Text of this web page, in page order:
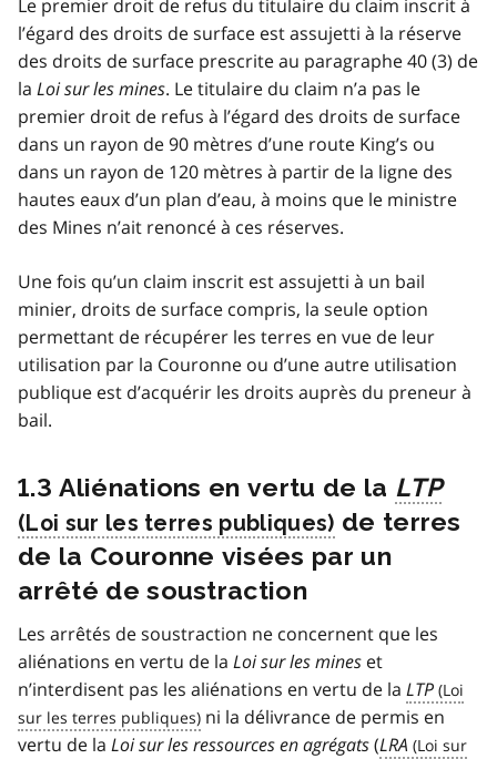
Le premier droit de refus du titulaire du claim inscrit à
l’égard des droits de surface est assujetti à la réserve
des droits de surface prescrite au paragraphe 40 (3) de
la Loi sur les mines. Le titulaire du claim n’a pas le
premier droit de refus à l’égard des droits de surface
dans un rayon de 90 mètres d’une route King’s ou
dans un rayon de 120 mètres à partir de la ligne des
hautes eaux d’un plan d’eau, à moins que le ministre
des Mines n’ait renoncé à ces réserves.
Une fois qu’un claim inscrit est assujetti à un bail
minier, droits de surface compris, la seule option
permettant de récupérer les terres en vue de leur
utilisation par la Couronne ou d’une autre utilisation
publique est d’acquérir les droits auprès du preneur à
bail.
1.3 Aliénations en vertu de la LTP
de terres
de la Couronne visées par un
arrêté de soustraction
Les arrêtés de soustraction ne concernent que les
aliénations en vertu de la Loi sur les mines et
n’interdisent pas les aliénations en vertu de la LTP
ni la délivrance de permis en
vertu de la Loi sur les ressources en agrégats(LRA